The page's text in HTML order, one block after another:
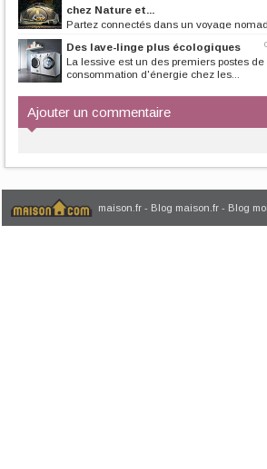
chez Nature et...
Partez connectés dans un voyage
en vélo ou en camping car.
Des lave-linge plus écologiques
La lessive est un des premiers postes de
consommation d'énergie chez les...
Ajouter un commentaire
maison.fr - Blog maison.fr - Blog